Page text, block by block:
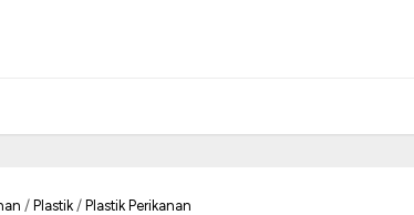
/ Plastik / Plastik Perikanan